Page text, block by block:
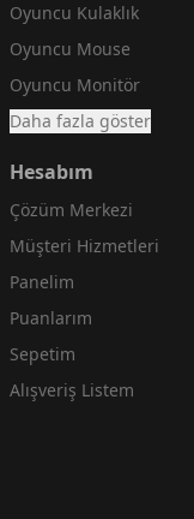
Oyuncu Kulaklık
Oyuncu Mouse
Oyuncu Monitör
Daha fazla göster
Hesabım
Çözüm Merkezi
Müşteri Hizmetleri
Panelim
Puanlarım
Sepetim
Alışveriş Listem